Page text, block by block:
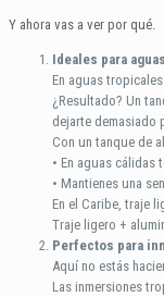
Y ahora vas a ver por qué.
Ideales para
En aguas
¿Resultado? Un
dejarte demasiado
Con un tanque de
• En aguas cálidas
• Mantienes una
En el Caribe, traje
Traje ligero +
Perfectos para
Aquí no estás
Las inmersiones